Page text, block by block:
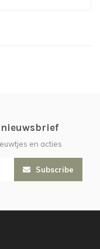
en acties
Subscribe